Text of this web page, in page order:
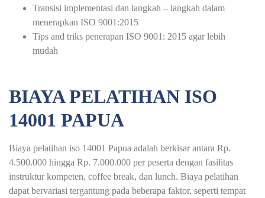
Transisi implementasi dan langkah – langkah dalam
menerapkan ISO 9001:2015
Tips and triks penerapan ISO 9001: 2015 agar lebih
mudah
BIAYA PELATIHAN ISO
14001 PAPUA
Biaya pelatihan iso 14001 Papua adalah berkisar antara Rp.
4.500.000 hingga Rp. 7.000.000 per peserta dengan fasilitas
instruktur kompeten, coffee break, dan lunch. Biaya pelatihan
dapat bervariasi tergantung pada beberapa faktor, seperti tempat